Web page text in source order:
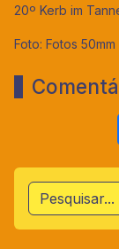
20º Kerb im
Foto: Fotos